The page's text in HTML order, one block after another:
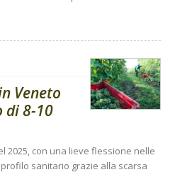
Veneto
di 8-10
2025, con una lieve flessione nelle
sanitario grazie alla scarsa